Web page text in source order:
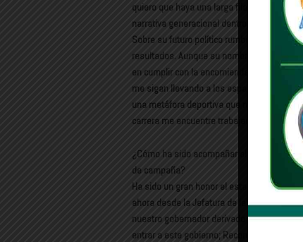
quiero que haya una larga fila de jóvenes
narrativa generacional dentro del proyecto
Sobre su futuro político rumbo a 2027,
resultados. Aunque su nombre suena
en cumplir con la encomienda que tiene
me sigan llevando a los espacios que
una metáfora deportiva que refleja su
carrera me encuentre trabajando… y
¿Cómo ha sido acompañar al gobernador
de campaña?
Ha sido un gran honor el estar
ahora desde la Jefatura de la Oficina.
nuestro gobernador derivado de las
entrar a este gobierno; Recordemos que